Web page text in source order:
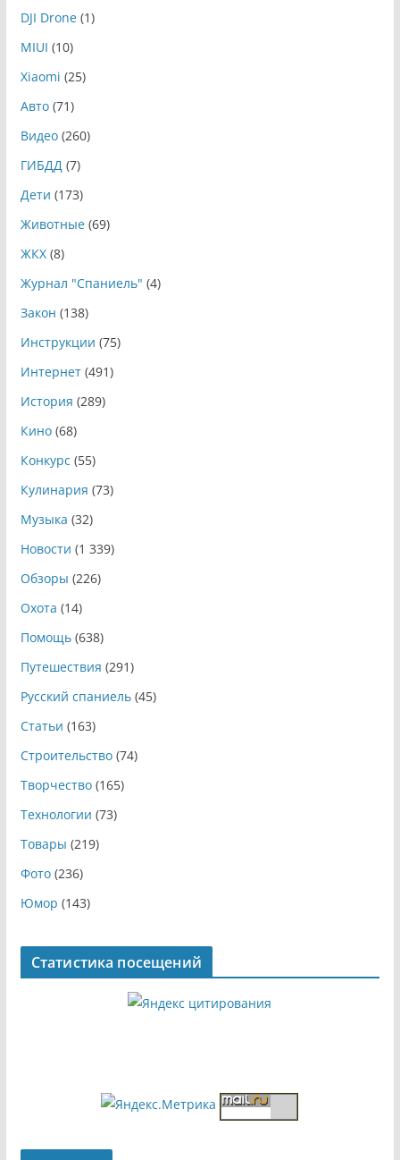
DJI Drone(1)
MIUI (10)
Xiaomi (25)
Авто(71)
Видео(260)
ГИБДД(7)
Дети (173)
Животные(69)
ЖКХ(8)
Журнал "Спаниель" (4)
Закон (138)
Инструкции (75)
Интернет(491)
История (289)
Кино(68)
Конкурс (55)
Кулинария (73)
Музыка (32)
Новости (1 339)
Обзоры (226)
Охота (14)
Помощь(638)
Путешествия (291)
Русский спаниель(45)
Статьи (163)
Строительство(74)
Творчество(165)
Технологии (73)
Товары (219)
Фото(236)
Юмор (143)
Статистика посещений